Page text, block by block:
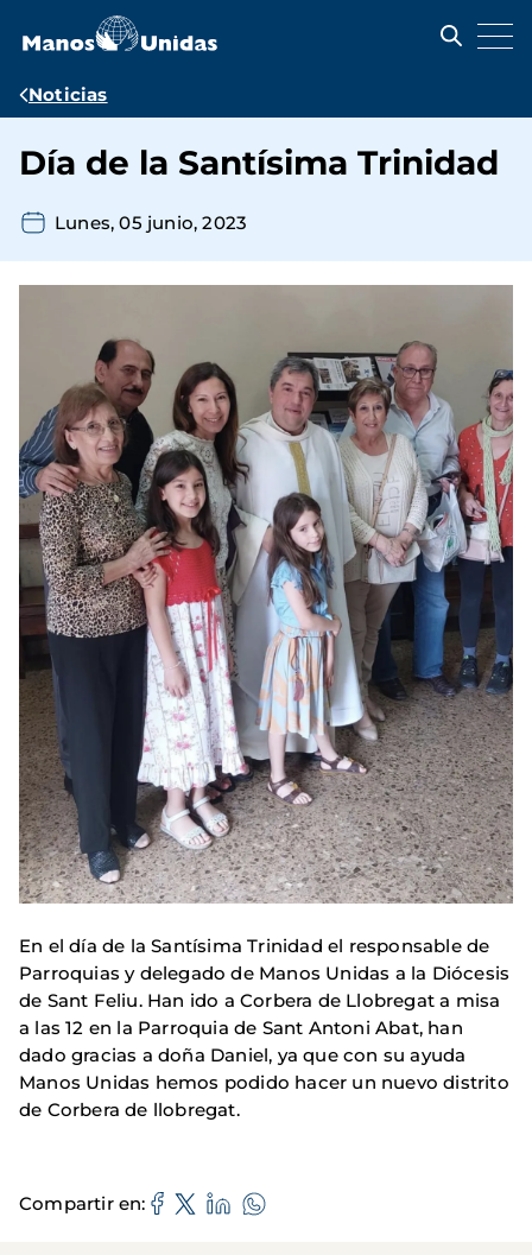
contenido
Ruta
navegación
Noticias
Día de la Santísima Trinidad
Lunes, 05 junio, 2023
En el día de la Santísima Trinidad el responsable de
Parroquias y delegado de Manos Unidas a la Diócesis
de Sant Feliu. Han ido a Corbera de Llobregat a misa
a las 12 en la Parroquia de Sant Antoni Abat, han
dado gracias a doña Daniel, ya que con su ayuda
Manos Unidas hemos podido hacer un nuevo distrito
de Corbera de llobregat.
Compartir en